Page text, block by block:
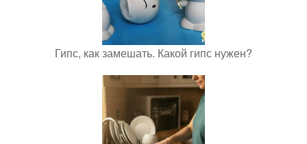
Гипс, как замешать. Какой гипс нужен?